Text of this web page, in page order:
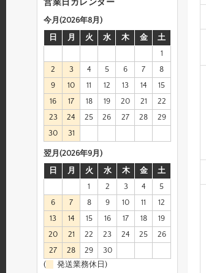
営業日カレンダー
今月(2026年8月)
日
月 火 水 木 金
土
1
2
3 4 5 6 7
8
9
10 11 12 13 14
15
16
17 18 19 20 21
22
23
24 25 26 27 28
29
30
31
翌月(2026年9月)
日
月 火 水 木 金
土
1
2 3 4
5
6
7 8 9 10 11
12
13
14 15 16 17 18
19
20
21 22 23 24 25
26
27
28 29
30
(
発送業務休日)